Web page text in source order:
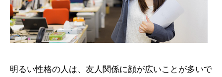
明るい性格の人は、友人関係に顔が広いことが多いで